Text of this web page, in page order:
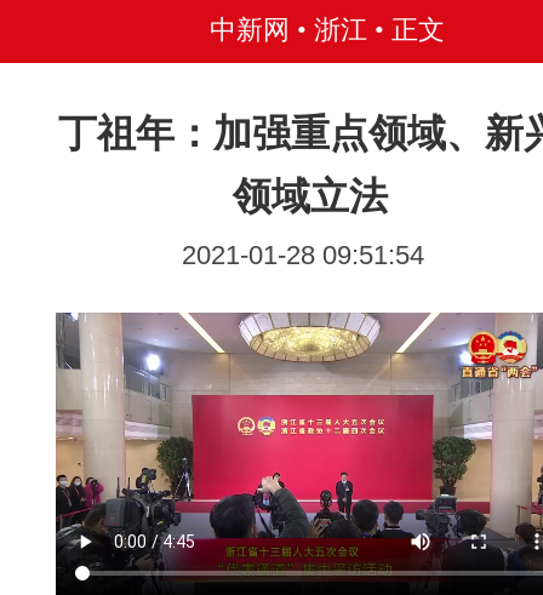
中新网 • 浙江 • 正文
丁祖年：加强重点领域、新
领域立法
2021-01-28 09:51:54